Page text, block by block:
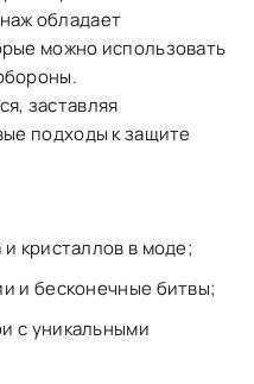
обладает
можно использовать
заставляя
подходы к защите
кристаллов в моде;
и бесконечные битвы;
с уникальными